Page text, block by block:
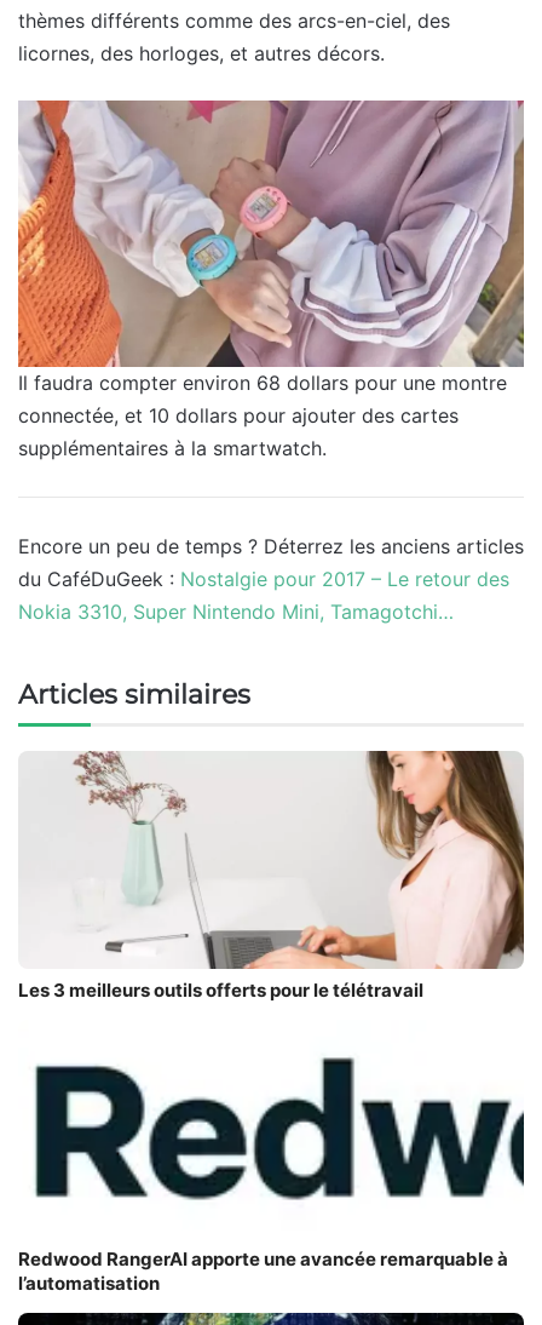
thèmes différents comme des arcs-en-ciel, des
licornes, des horloges, et autres décors.
Il faudra compter environ 68 dollars pour une montre
connectée, et 10 dollars pour ajouter des cartes
supplémentaires à la smartwatch.
Encore un peu de temps ? Déterrez les anciens articles
du CaféDuGeek : Nostalgie pour 2017 – Le retour des
Nokia 3310, Super Nintendo Mini, Tamagotchi…
Articles similaires
Les 3 meilleurs outils offerts pour le télétravail
Redwood RangerAI apporte une avancée remarquable à
l’automatisation